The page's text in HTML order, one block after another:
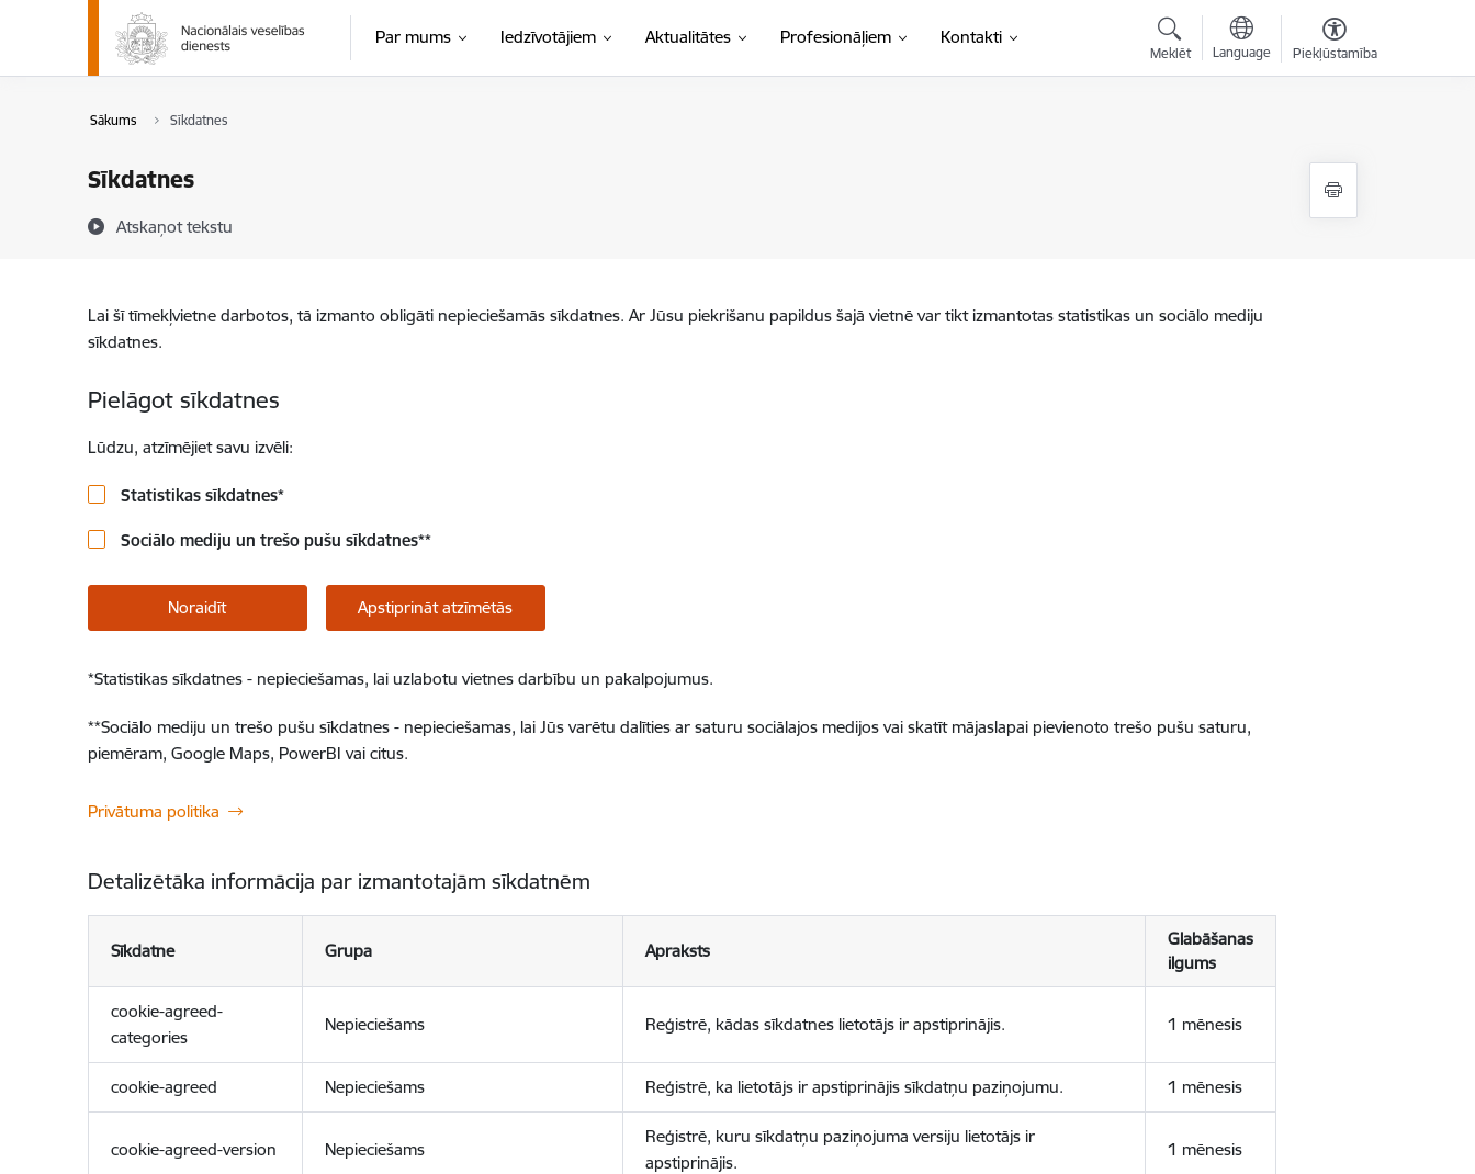
Pāriet uz lapas saturu
Par mums Iedzīvotājiem Aktualitātes Profesionāļiem Kontakti
Meklēt Language Piekļūstamība
Sākums Sīkdatnes
Sīkdatnes
Atskaņot tekstu
Lai šī tīmekļvietne darbotos, tā izmanto obligāti nepieciešamās sīkdatnes. Ar Jūsu piekrišanu papildus šajā vietnē var tikt izmantotas statistikas un sociālo mediju
sīkdatnes.
Pielāgot sīkdatnes
Lūdzu, atzīmējiet savu izvēli:
Statistikas sīkdatnes*
Sociālo mediju un trešo pušu sīkdatnes**
Noraidīt Apstiprināt atzīmētās
*Statistikas sīkdatnes - nepieciešamas, lai uzlabotu vietnes darbību un pakalpojumus.
**Sociālo mediju un trešo pušu sīkdatnes - nepieciešamas, lai Jūs varētu dalīties ar saturu sociālajos medijos vai skatīt mājaslapai pievienoto trešo pušu saturu,
piemēram, Google Maps, PowerBI vai citus.
Privātuma politika
Detalizētāka informācija par izmantotajām sīkdatnēm
Sīkdatne Grupa Apraksts
Glabāšanas
ilgums
cookie-agreed-
categories
Nepieciešams Reģistrē, kādas sīkdatnes lietotājs ir apstiprinājis. 1 mēnesis
cookie-agreed Nepieciešams Reģistrē, ka lietotājs ir apstiprinājis sīkdatņu paziņojumu. 1 mēnesis
cookie-agreed-version Nepieciešams
Reģistrē, kuru sīkdatņu paziņojuma versiju lietotājs ir
apstiprinājis.
1 mēnesis